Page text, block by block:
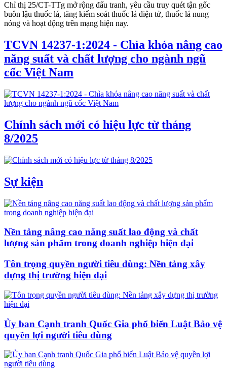
Chỉ thị 25/CT-TTg mở rộng đấu tranh, yêu cầu truy quét tận gốc
buôn lậu thuốc lá, tăng kiểm soát thuốc lá điện tử, thuốc lá nung
nóng và hoạt động trên mạng hiện nay.
TCVN 14237-1:2024 - Chìa khóa nâng cao
năng suất và chất lượng cho ngành ngũ
cốc Việt Nam
Chính sách mới có hiệu lực từ tháng
8/2025
Sự kiện
Nền tảng nâng cao năng suất lao động và chất
lượng sản phẩm trong doanh nghiệp hiện đại
Tôn trọng quyền người tiêu dùng: Nền tảng xây
dựng thị trường hiện đại
Ủy ban Cạnh tranh Quốc Gia phổ biến Luật Bảo vệ
quyền lợi người tiêu dùng